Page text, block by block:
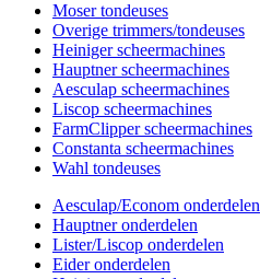
Moser tondeuses
Overige trimmers/tondeuses
Heiniger scheermachines
Hauptner scheermachines
Aesculap scheermachines
Liscop scheermachines
FarmClipper scheermachines
Constanta scheermachines
Wahl tondeuses
Aesculap/Econom onderdelen
Hauptner onderdelen
Lister/Liscop onderdelen
Eider onderdelen